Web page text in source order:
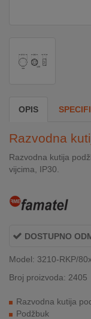
&
GAME
INTERNO
MOJ
AKCIJE
BRENDOVI
OPIS
Razvodna
Razvodna kutija
vijcima, IP30.
DOSTUPNO
Model: 3210-RKP/
Broj proizvoda: 2405
Razvodna kutija
Podžbuk